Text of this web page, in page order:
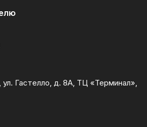
Гастелло, д. 8А, ТЦ «Терминал»,